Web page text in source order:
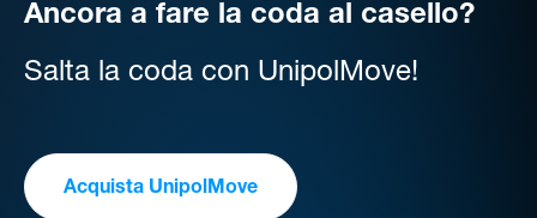
Ancora a fare la coda al casello?
Salta la coda con UnipolMove!
Acquista UnipolMove